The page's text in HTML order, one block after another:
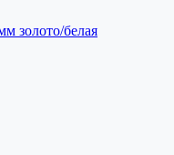
золото/белая